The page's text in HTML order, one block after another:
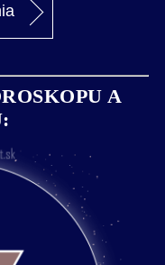
A